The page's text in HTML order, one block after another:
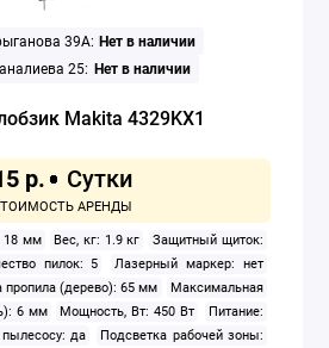
39А: Нет в наличии
25: Нет в наличии
Makita 4329KX1
р.
18 мм Вес, кг: 1.9 кг
Защитный щиток:
пилок: 5
Лазерный маркер: нет
пропила (дерево): 65 мм
Максимальная
6 мм
Мощность, Вт: 450 Вт
Питание:
да
Подсветка рабочей зоны: